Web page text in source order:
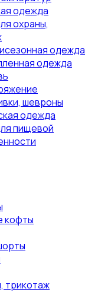
одежда
охраны,
одежда
одежда
шевроны
одежда
пищевой
кофты
трикотаж